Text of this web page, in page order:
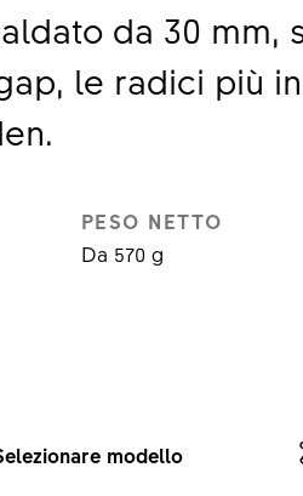
da 30 mm,
le radici più
PESO NETTO
Da 570 g
modello